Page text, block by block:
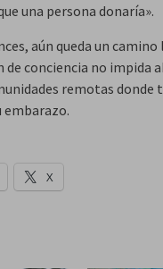
una persona donaría».
aún queda un
de conciencia no impida
remotas donde
X